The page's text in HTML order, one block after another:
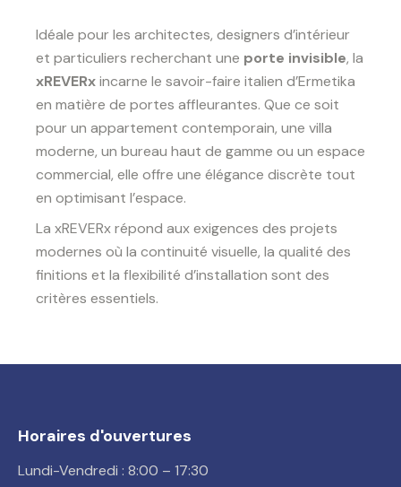
Idéale pour les architectes, designers d’intérieur
et particuliers recherchant une porte invisible, la
xREVERxincarne le savoir-faire italien d’Ermetika
en matière de portes affleurantes. Que ce soit
pour un appartement contemporain, une villa
moderne, un bureau haut de gamme ou un espace
commercial, elle offre une élégance discrète tout
en optimisant l’espace.
La xREVERx répond aux exigences des projets
modernes où la continuité visuelle, la qualité des
finitions et la flexibilité d’installation sont des
critères essentiels.
Horaires d'ouvertures
Lundi-Vendredi : 8:00 – 17:30